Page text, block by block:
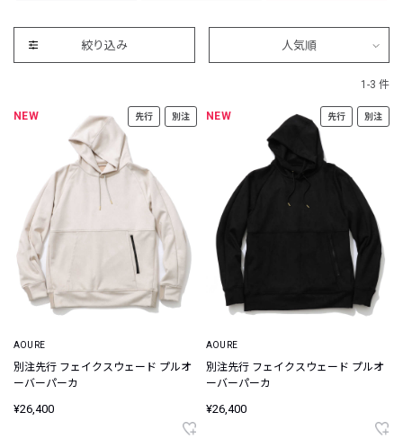
絞り込み 人気順
1-3 件
NEW 先行 別注
AOURE
別注先行 フェイクスウェード プルオ
ーバーパーカ
¥26,400
NEW 先行 別注
AOURE
別注先行 フェイクスウェード プルオ
ーバーパーカ
¥26,400